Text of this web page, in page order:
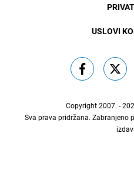
USLOVI
Copyright 2007. -
Sva prava pridržana. Zabranjeno